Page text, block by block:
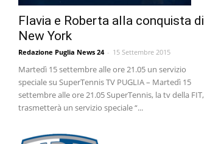
Flavia e Roberta alla conquista di
New York
Redazione Puglia News 24 - 15 Settembre 2015
Martedì 15 settembre alle ore 21.05 un servizio
speciale su SuperTennis TV PUGLIA – Martedì 15
settembre alle ore 21.05 SuperTennis, la tv della FIT,
trasmetterà un servizio speciale “...